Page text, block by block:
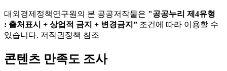
대외경제정책연구원의 본 공공저작물은 "공공누리 제4유형
: 출처표시 + 상업적 금지 + 변경금지” 조건에 따라 이용할 수
있습니다. 저작권정책 참조
콘텐츠 만족도 조사